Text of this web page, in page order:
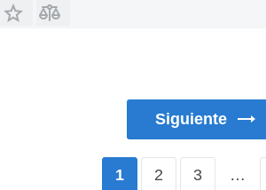
Siguiente
1 2 3 …